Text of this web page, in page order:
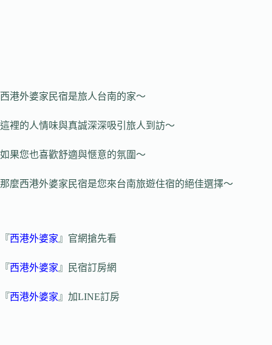
西港外婆家民宿是旅人台南的家～
這裡的人情味與真誠深深吸引旅人到訪～
如果您也喜歡舒適與愜意的氛圍～
那麼西港外婆家民宿是您來台南旅遊住宿的絕佳選擇～
『西港外婆家 』官網搶先看
『西港外婆家 』民宿訂房網
『西港外婆家 』加LINE訂房